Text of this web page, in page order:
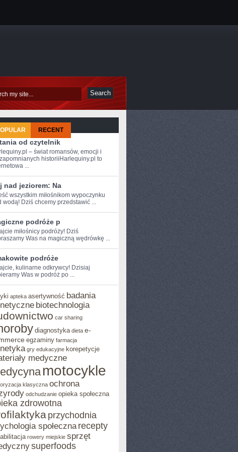
RECENT
od czytelnik
– świat romansów, emocji i
historiiHarlequiny.pl to
...
nad jeziorem: Na
wszystkim ⁤miłośnikom wypoczynku
wodą! Dziś⁣ chcemy przedstawić ...
podróże p
miłośnicy ​podróży! Dziś
Was na magiczną wędrówkę ...
podróże
kulinarne​ odkrywcy! Dzisiaj
Was w podróż po ...
apteka asertywność badania
biotechnologia
car sharing
diagnostyka dieta e-
egzaminy farmacja
gry edukacyjne korepetycje
medyczne
motocykle
klasyczna ochrona
odchudzanie opieka społeczna
zdrowotna
przychodnia
społeczna recepty
rowery miejskie sprzęt
superfoods